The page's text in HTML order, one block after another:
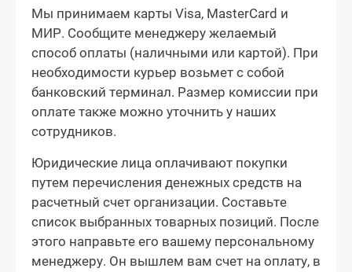
Мы принимаем карты Visa, MasterCard и
МИР. Сообщите менеджеру желаемый
способ оплаты (наличными или картой). При
необходимости курьер возьмет с собой
банковский терминал. Размер комиссии при
оплате также можно уточнить у наших
сотрудников.
Юридические лица оплачивают покупки
путем перечисления денежных средств на
расчетный счет организации. Составьте
список выбранных товарных позиций. После
этого направьте его вашему персональному
менеджеру. Он вышлем вам счет на оплату, в